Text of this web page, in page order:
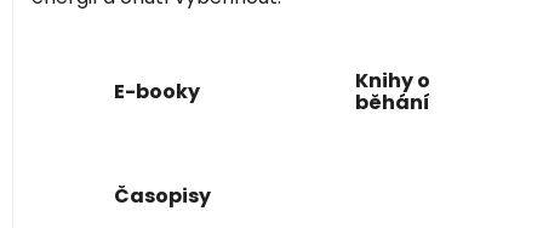
E-booky Knihy o
běhání
Časopisy